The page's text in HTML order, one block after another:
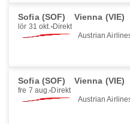
Sofia (SOF) Vienna (VIE)
lör 31 okt. Direkt
Austrian
Sofia (SOF) Vienna (VIE)
fre 7 aug. Direkt
Austrian